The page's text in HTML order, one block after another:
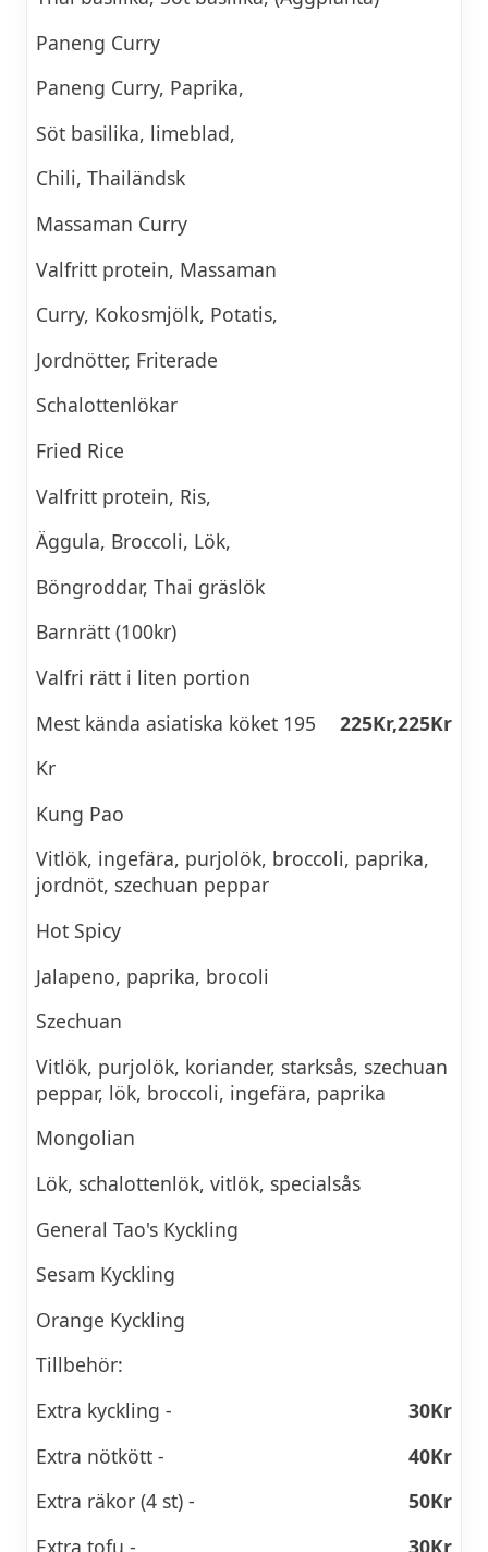
Paneng Curry
Paneng Curry, Paprika,
Söt basilika, limeblad,
Chili, Thailändsk
Massaman Curry
Valfritt protein, Massaman
Curry, Kokosmjölk, Potatis,
Jordnötter, Friterade
Schalottenlökar
Fried Rice
Valfritt protein, Ris,
Äggula, Broccoli, Lök,
Böngroddar, Thai gräslök
Barnrätt (100kr)
Valfri rätt i liten portion
Mest kända asiatiska köket 195
225Kr,225Kr
Kr
Kung Pao
Vitlök, ingefära, purjolök, broccoli, paprika,
jordnöt, szechuan peppar
Hot Spicy
Jalapeno, paprika, brocoli
Szechuan
Vitlök, purjolök, koriander, starksås, szechuan
peppar, lök, broccoli, ingefära, paprika
Mongolian
Lök, schalottenlök, vitlök, specialsås
General Tao's Kyckling
Sesam Kyckling
Orange Kyckling
Tillbehör:
Extra kyckling -
30Kr
Extra nötkött -
40Kr
Extra räkor (4 st) -
50Kr
Extra tofu -
30Kr